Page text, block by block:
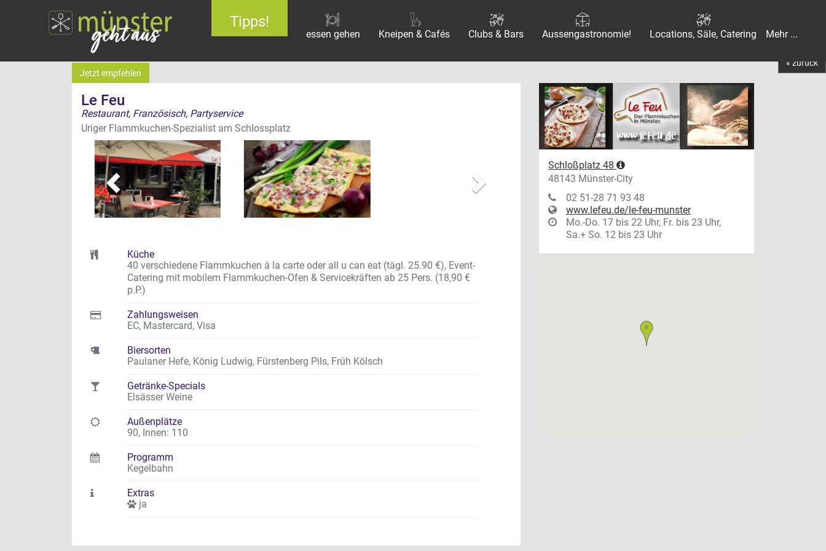
Tipps!
essen gehen Kneipen & Cafés Clubs & Bars Aussengastronomie! Locations, Säle, Catering Mehr ...
« zurück
Le Feu
Restaurant, Französisch, Partyservice
Uriger Flammkuchen-Spezialist am Schlossplatz
Jetzt empfehlen
zurück
Küche
40 verschiedene Flammkuchen à la carte oder all u can eat (tägl. 25.90 €), Event-
Catering mit mobilem Flammkuchen-Ofen & Servicekräften ab 25 Pers. (18,90 €
p.P.)
Zahlungsweisen
EC, Mastercard, Visa
Biersorten
Paulaner Hefe, König Ludwig, Fürstenberg Pils, Früh Kölsch
Getränke-Specials
Elsässer Weine
Außenplätze
90, Innen: 110
Programm
Kegelbahn
Extras
ja
Schloßplatz 48
48143 Münster-City
02 51-28 71 93 48
www.lefeu.de/le-feu-munster
Mo.-Do. 17 bis 22 Uhr, Fr. bis 23 Uhr,
Sa.+ So. 12 bis 23 Uhr